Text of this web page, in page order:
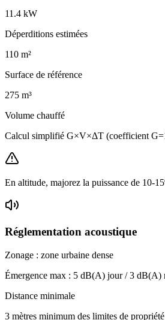
11.4 kW
Déperditions estimées
110 m²
Surface de référence
275 m³
Volume chauffé
Calcul simplifié G×V×ΔT (coefficient
En altitude, majorez la puissance de 10-
Réglementation acoustique
Zonage : zone urbaine dense
Émergence max : 5 dB(A) jour /3 dB(A)
Distance minimale
3 mètres minimum des limites de propriété